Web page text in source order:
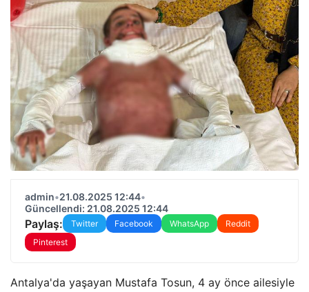
admin•21.08.2025 12:44•
Güncellendi: 21.08.2025 12:44
Paylaş: Twitter Facebook WhatsApp
Reddit
Pinterest
Antalya'da yaşayan Mustafa Tosun, 4 ay önce ailesiyle